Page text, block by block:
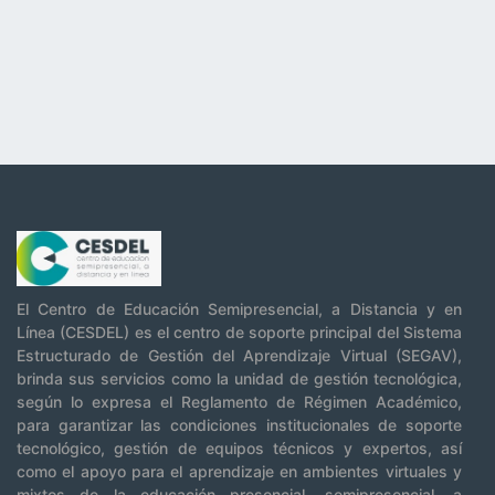
El Centro de Educación Semipresencial, a Distancia y en
Línea (CESDEL) es el centro de soporte principal del Sistema
Estructurado de Gestión del Aprendizaje Virtual (SEGAV),
brinda sus servicios como la unidad de gestión tecnológica,
según lo expresa el Reglamento de Régimen Académico,
para garantizar las condiciones institucionales de soporte
tecnológico, gestión de equipos técnicos y expertos, así
como el apoyo para el aprendizaje en ambientes virtuales y